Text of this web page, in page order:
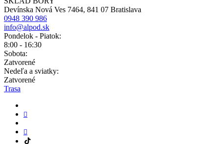
Devínska Nová Ves 7464, 841 07 Bratislava
0948 390 986
info@alpod.sk
Pondelok - Piatok:
8:00 - 16:30
Sobota:
Zatvorené
Nedeľa a sviatky:
Zatvorené
Trasa